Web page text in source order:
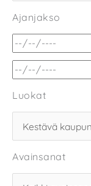
Ajanjakso
Luokat
Avainsanat